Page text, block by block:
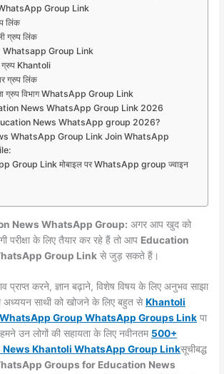
WhatsApp Group Link
लिंक
ग्रुप लिंक
Whatsapp Group Link
ग्रुप Khantoli
ग्रुप लिंक
ग्रुप विभाग WhatsApp Group Link
News WhatsApp Group Link 2026
News WhatsApp group 2026?
WhatsApp Group Link Join WhatsApp
Group Link मोबाइल पर WhatsApp group ज्वाइन
News WhatsApp Group: अगर आप खुद को
परीक्षा के लिए तैयार कर रहे हैं तो आप Education
Group Link से जुड़ सकते हैं।
प्राप्त करने, ज्ञान बढ़ाने, विशेष विषय के लिए अनुभव साझा
अध्ययन साथी को खोजने के लिए बहुत सेKhantoli
Group WhatsApp GroupsLink पा
उन लोगों की सहायता के लिए नवीनतम 500+
Khantoli WhatsApp Group Linkसूचीबद्ध
Groups for Education News